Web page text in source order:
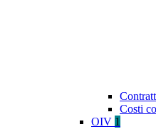
Costi
OIV 1